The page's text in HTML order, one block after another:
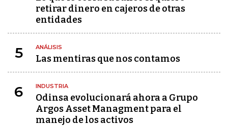
retirar dinero en cajeros de otras
entidades
5 ANÁLISIS
Las mentiras que nos contamos
6 INDUSTRIA
Odinsa evolucionará ahora a Grupo
Argos Asset Managment para el
manejo de los activos